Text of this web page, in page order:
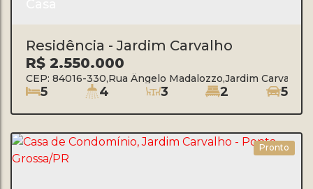
Residência - Jardim Carvalho
R$2.550.000
CEP: 84016-330,Rua Ângelo Madalozzo,Jardim Carvalho
5 4 3 2 5
Pronto